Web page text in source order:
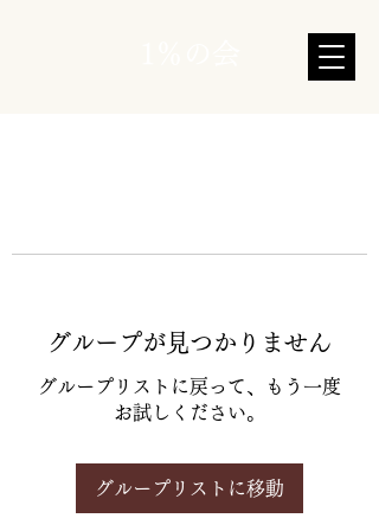
グループが見つかりません
グループリストに戻って、もう一度
お試しください。
グループリストに移動